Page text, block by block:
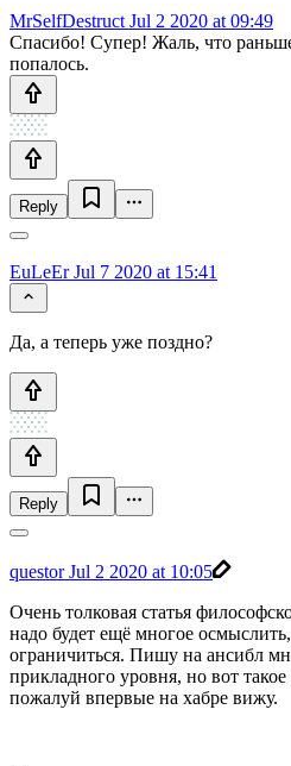
MrSelfDestruct Jul 2 2020 at 09:49
Спасибо! Супер! Жаль, что раньше
попалось.
Reply
EuLeErJul 7 2020 at 15:41
Да, а теперь уже поздно?
Reply
questorJul 2 2020 at 10:05
Очень толковая статья
надо будет ещё многое
ограничиться. Пишу на ансибл
прикладного уровня, но вот
пожалуй впервые на хабре вижу.